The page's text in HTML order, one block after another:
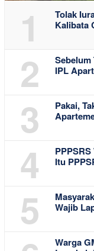
1
Tolak
Kalibata
2
IPL
3
Pakai,
4
Itu
5
Wajib
Warga